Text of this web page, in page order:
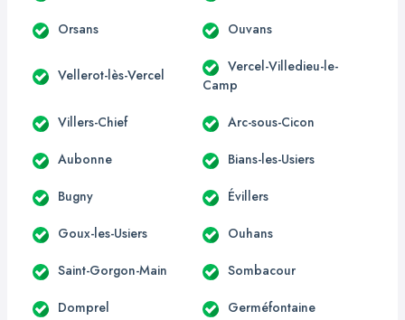
Orsans Ouvans
Vellerot-lès-Vercel
Vercel-Villedieu-le-
Camp
Villers-Chief Arc-sous-Cicon
Aubonne Bians-les-Usiers
Bugny Évillers
Goux-les-Usiers Ouhans
Saint-Gorgon-Main Sombacour
Domprel Germéfontaine